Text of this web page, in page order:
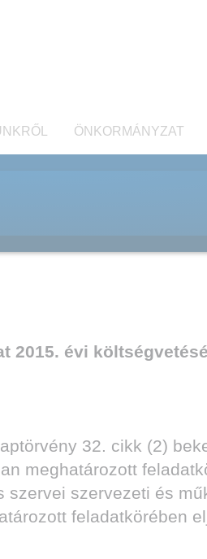
ÖNKORMÁNYZAT
2015. évi
32. cikk (2)
meghatározott
szervezeti és
feladatkörében